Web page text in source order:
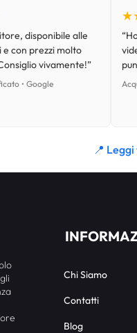
disponibile alle
e con prezzi molto
vivamente!”
• Google
📍
Chi Siamo
Contatti
Blog